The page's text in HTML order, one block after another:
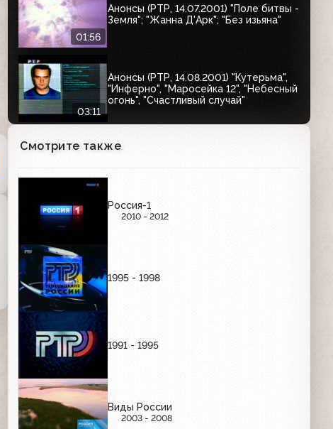
01:56
Анонсы (РТР, 14.07.2001) "Поле битвы -
Земля"; "Жанна Д'Арк"; "Без изьяна"
03:11
Анонсы (РТР, 14.08.2001) "Кутерьма",
"Инферно", "Маросейка 12", "Небесный
огонь", "Счастливый случай"
02:59
Анонсы (РТР, 14.08.2001) "Жених из
00:56
02:53
01:45
Смотрите также
Россия-1
2010 - 2012
1995 - 1998
1991 - 1995
Виды России
2003 - 2008